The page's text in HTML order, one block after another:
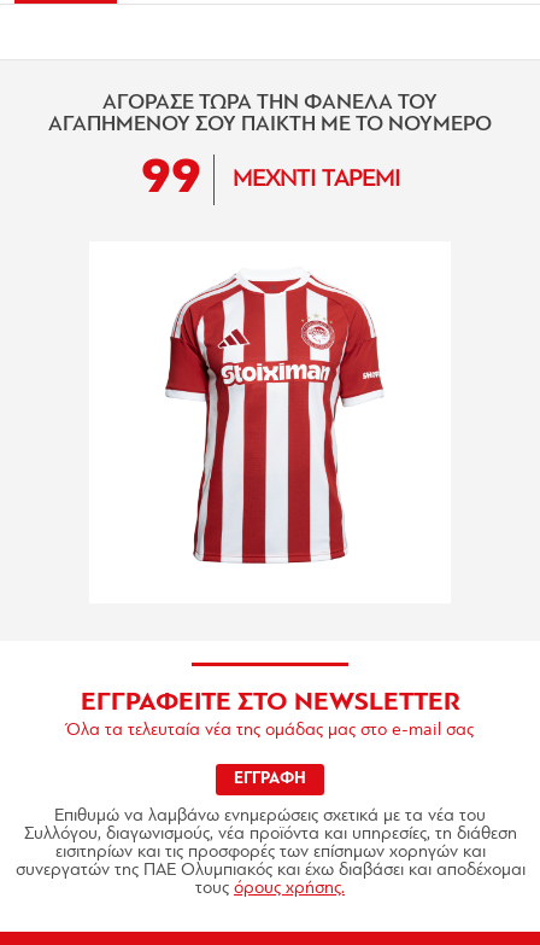
ΑΓΟΡΑΣΕ ΤΩΡΑ ΤΗΝ ΦΑΝΕΛΑ ΤΟΥ
ΑΓΑΠΗΜΕΝΟΥ ΣΟΥ ΠΑΙΚΤΗ ΜΕ ΤΟ ΝΟΥΜΕΡΟ
99 ΜΕΧΝΤΙ ΤΑΡΕΜΙ
ΕΓΓΡΑΦΕΙΤΕ ΣΤΟ NEWSLETTER
Όλα τα τελευταία νέα της ομάδας μας στο e-mail σας
ΕΓΓΡΑΦΗ
Επιθυμώ να λαμβάνω ενημερώσεις σχετικά με τα νέα του
Συλλόγου, διαγωνισμούς, νέα προϊόντα και υπηρεσίες, τη διάθεση
εισιτηρίων και τις προσφορές των επίσημων χορηγών και
συνεργατών της ΠΑΕ Ολυμπιακός και έχω διαβάσει και αποδέχομαι
τους όρους χρήσης.